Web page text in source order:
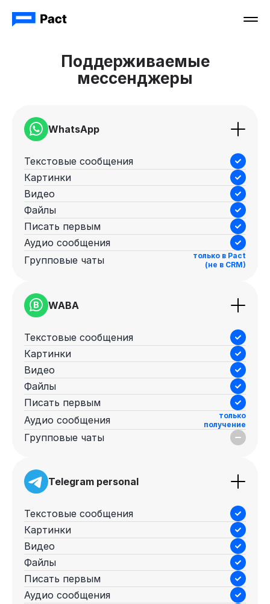
Поддерживаемые
мессенджеры
WhatsApp
Текстовые сообщения
Картинки
Видео
Файлы
Писать первым
Аудио сообщения
Групповые чаты
только в Pact
(не в CRM)
WABA
Текстовые сообщения
Картинки
Видео
Файлы
Писать первым
Аудио сообщения
только
получение
Групповые чаты
Telegram personal
Текстовые сообщения
Картинки
Видео
Файлы
Писать первым
Аудио сообщения